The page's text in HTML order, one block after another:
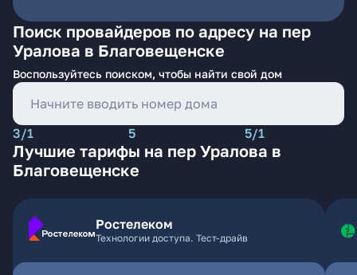
Поиск провайдеров по адресу на пер
Уралова в Благовещенске
Воспользуйтесь поиском, чтобы найти свой дом
3/1 5 5/1
Лучшие тарифы на пер Уралова в
Благовещенске
Ростелеком
Технологии доступа. Тест-драйв